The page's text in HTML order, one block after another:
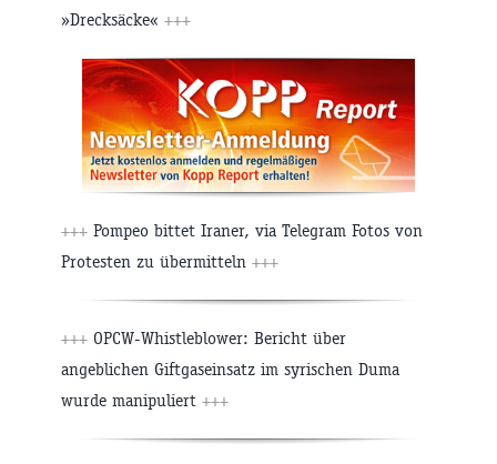
»Drecksäcke« +++
+++ Pompeo bittet Iraner, via Telegram Fotos von
Protesten zu übermitteln +++
+++ OPCW-Whistleblower: Bericht über
angeblichen Giftgaseinsatz im syrischen Duma
wurde manipuliert +++